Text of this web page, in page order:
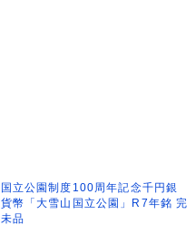
国立公園制度100周年記念千円銀
貨幣「大雪山国立公園」R7年銘 完
未品